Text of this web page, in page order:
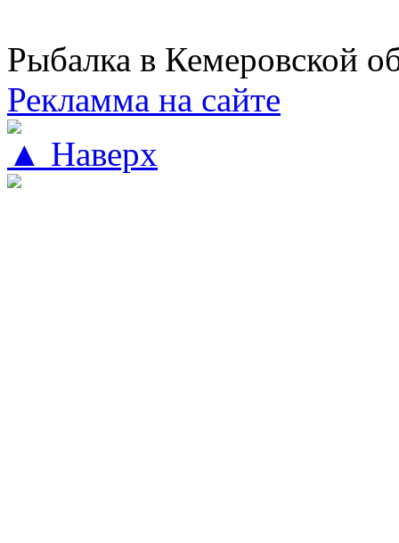
Рыбалка в Кемеровской
Рекламма на сайте
▲ Наверх